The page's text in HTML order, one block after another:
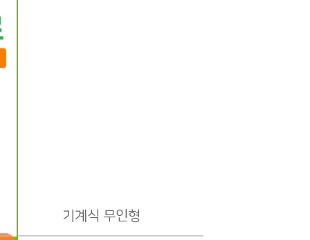
기계식 무인형